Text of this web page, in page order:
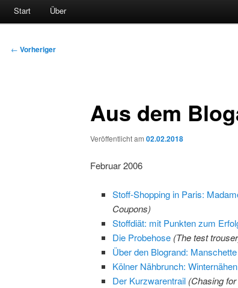
Start Über
Beitragsnavigation
← Vorheriger
Aus dem
Veröffentlicht am 02.02.2018
Februar 2006
Stoff-Shopping in Paris:
Coupons)
Stoffdiät: mit Punkten zum
Die Probehose (The test
Über den Blogrand:
Kölner Nähbrunch:
Der Kurzwarentrail (Chasing